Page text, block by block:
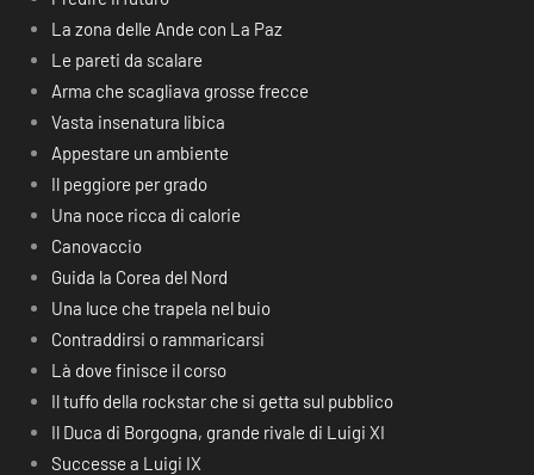
La zona delle Ande con La Paz
Le pareti da scalare
Arma che scagliava grosse frecce
Vasta insenatura libica
Appestare un ambiente
Il peggiore per grado
Una noce ricca di calorie
Canovaccio
Guida la Corea del Nord
Una luce che trapela nel buio
Contraddirsi o rammaricarsi
Là dove finisce il corso
Il tuffo della rockstar che si getta sul pubblico
Il Duca di Borgogna, grande rivale di Luigi XI
Successe a Luigi IX